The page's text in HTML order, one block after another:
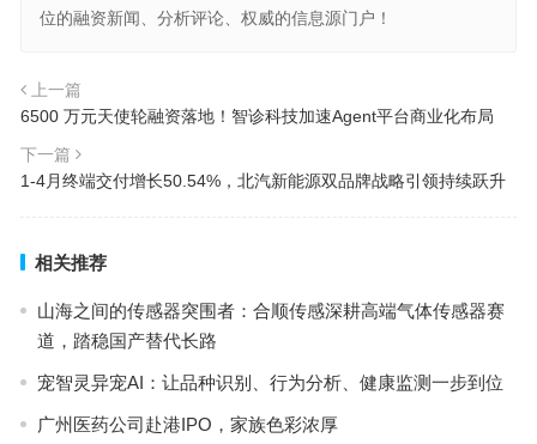
位的融资新闻、分析评论、权威的信息源门户！
上一篇
6500 万元天使轮融资落地！智诊科技加速Agent平台商业化布局
下一篇
1-4月终端交付增长50.54%，北汽新能源双品牌战略引领持续跃升
相关推荐
山海之间的传感器突围者：合顺传感深耕高端气体传感器赛
道，踏稳国产替代长路
宠智灵异宠AI：让品种识别、行为分析、健康监测一步到位
广州医药公司赴港IPO，家族色彩浓厚